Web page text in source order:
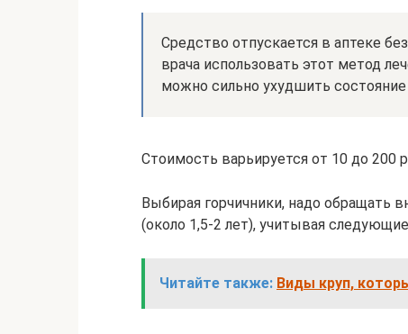
Средство отпускается в аптеке
врача использовать этот метод
можно сильно ухудшить состояние
Стоимость варьируется от 10 до 200
Выбирая горчичники, надо обращать
(около 1,5-2 лет), учитывая
Читайте также: Виды круп,